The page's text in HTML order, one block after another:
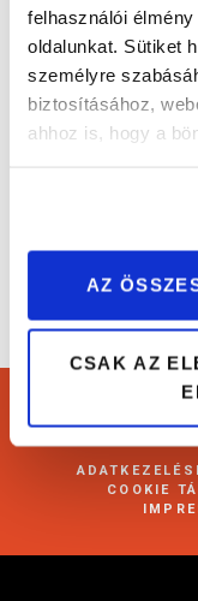
felhasználói
oldalunkat. Sütiket
személyre
biztosításához,
ahhoz is, hogy a
AZ
CSAK AZ
5
COOKIE